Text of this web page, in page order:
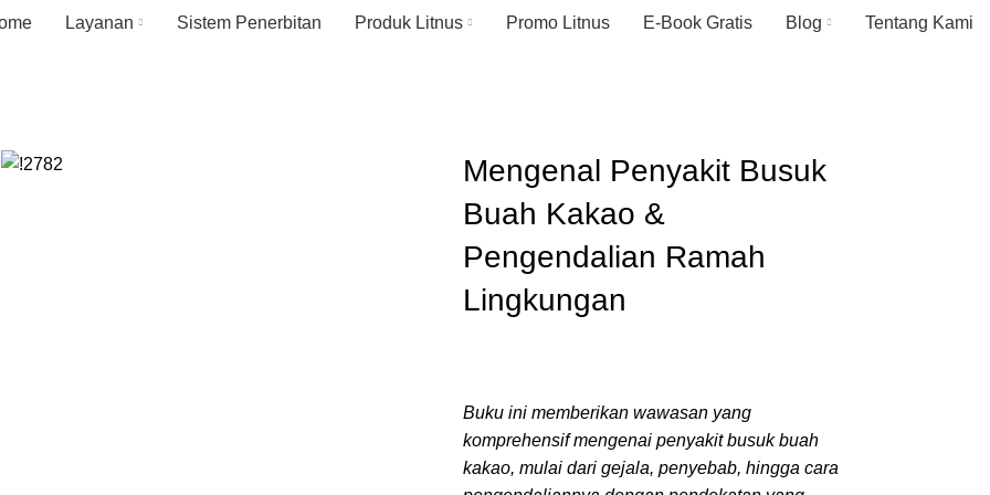
Layanan Sistem Penerbitan Produk Litnus Promo Litnus E-Book Gratis Blog Tentang Kami
Mengenal Penyakit Busuk
Buah Kakao &
Pengendalian Ramah
Lingkungan
Buku ini memberikan wawasan yang
komprehensif mengenai penyakit busuk buah
kakao, mulai dari gejala, penyebab, hingga cara